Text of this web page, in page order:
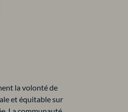
la volonté de
et équitable sur